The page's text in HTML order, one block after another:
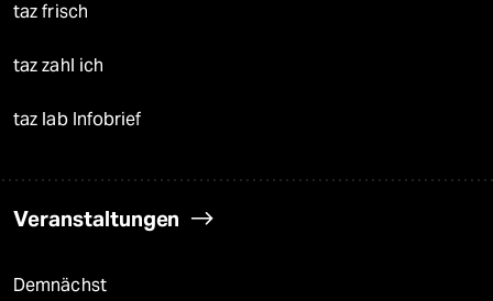
taz frisch
taz zahl ich
taz lab Infobrief
Veranstaltungen
Demnächst